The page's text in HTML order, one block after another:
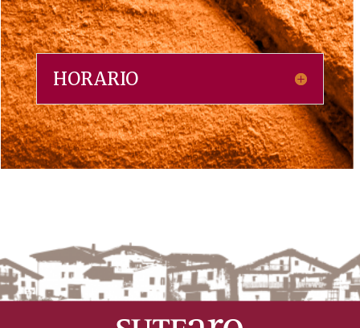
HORARIO